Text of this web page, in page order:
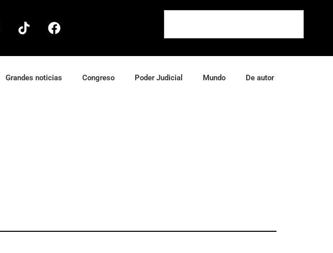
Grandes noticias Congreso Poder Judicial Mundo De autor